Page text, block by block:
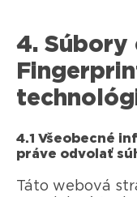
4. Súbory
4.1 Všeobecné
práve odvolať
Táto webová